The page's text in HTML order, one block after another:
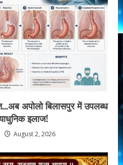
अपोलो बिलासपुर में उपलब्ध
इलाज!
August 2, 2026